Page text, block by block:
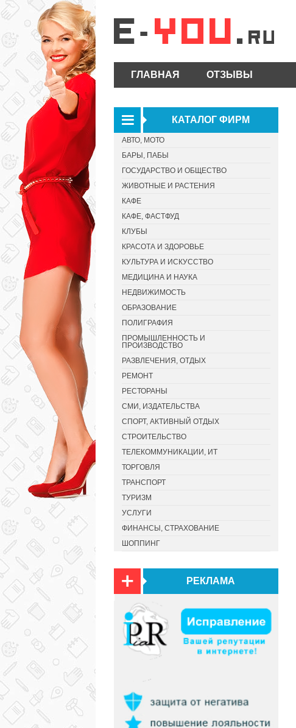
ГЛАВНАЯ ОТЗЫВЫ
КАТАЛОГ ФИРМ
АВТО, МОТО
БАРЫ, ПАБЫ
ГОСУДАРСТВО И ОБЩЕСТВО
ЖИВОТНЫЕ И РАСТЕНИЯ
КАФЕ
КАФЕ, ФАСТФУД
КЛУБЫ
КРАСОТА И ЗДОРОВЬЕ
КУЛЬТУРА И ИСКУССТВО
МЕДИЦИНА И НАУКА
НЕДВИЖИМОСТЬ
ОБРАЗОВАНИЕ
ПОЛИГРАФИЯ
ПРОМЫШЛЕННОСТЬ И
ПРОИЗВОДСТВО
РАЗВЛЕЧЕНИЯ, ОТДЫХ
РЕМОНТ
РЕСТОРАНЫ
СМИ, ИЗДАТЕЛЬСТВА
СПОРТ, АКТИВНЫЙ ОТДЫХ
СТРОИТЕЛЬСТВО
ТЕЛЕКОММУНИКАЦИИ, ИТ
ТОРГОВЛЯ
ТРАНСПОРТ
ТУРИЗМ
УСЛУГИ
ФИНАНСЫ, СТРАХОВАНИЕ
ШОППИНГ
РЕКЛАМА